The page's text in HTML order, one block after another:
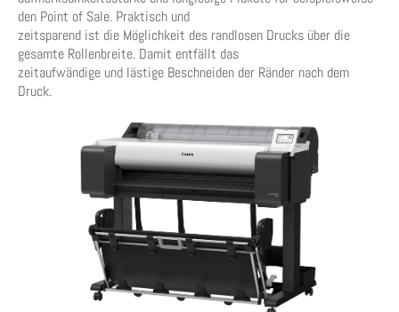
den Point of Sale. Praktisch und
zeitsparend ist die Möglichkeit des randlosen Drucks über die
gesamte Rollenbreite. Damit entfällt das
zeitaufwändige und lästige Beschneiden der Ränder nach dem
Druck.